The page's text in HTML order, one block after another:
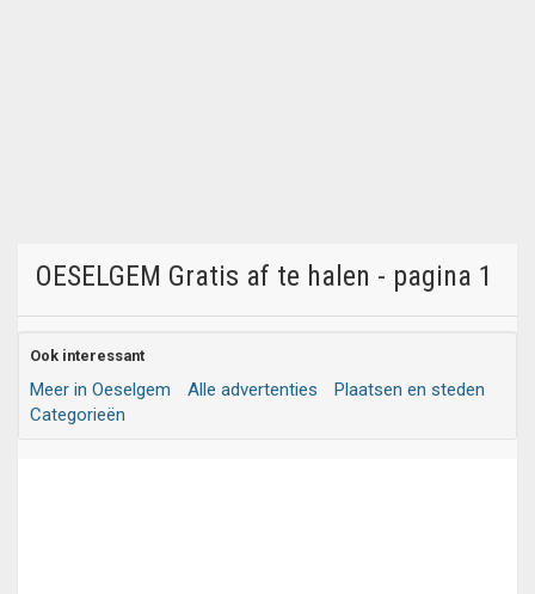
OESELGEM Gratis af te halen - pagina 1
Ook interessant
Meer in Oeselgem Alle advertenties
Plaatsen en steden
Categorieën